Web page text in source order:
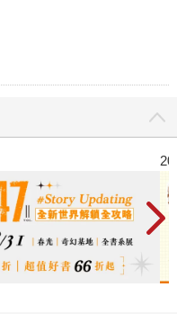
點〉第二波 金